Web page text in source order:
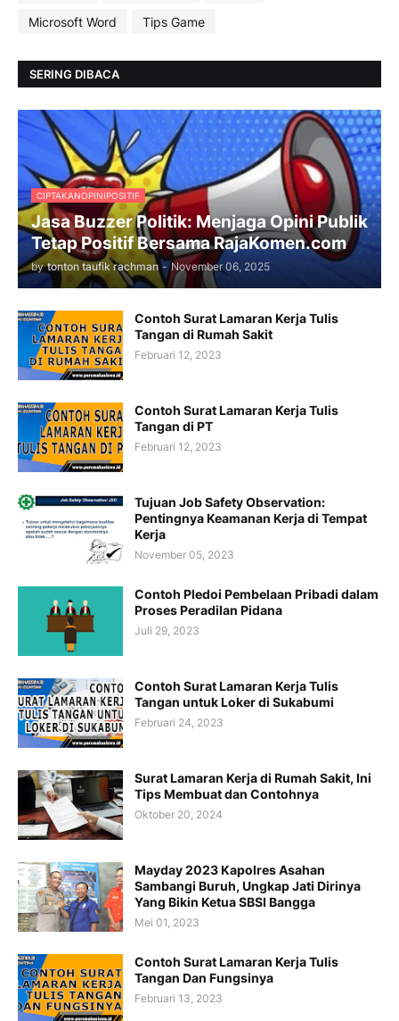
Microsoft Word
Tips Game
SERING DIBACA
CIPTAKANOPINIPOSITIF
Jasa Buzzer Politik: Menjaga Opini Publik
Tetap Positif Bersama RajaKomen.com
by tonton taufik rachman - November 06, 2025
Contoh Surat Lamaran Kerja Tulis
Tangan di Rumah Sakit
Februari 12, 2023
Contoh Surat Lamaran Kerja Tulis
Tangan di PT
Februari 12, 2023
Tujuan Job Safety Observation:
Pentingnya Keamanan Kerja di Tempat
Kerja
November 05, 2023
Contoh Pledoi Pembelaan Pribadi dalam
Proses Peradilan Pidana
Juli 29, 2023
Contoh Surat Lamaran Kerja Tulis
Tangan untuk Loker di Sukabumi
Februari 24, 2023
Surat Lamaran Kerja di Rumah Sakit, Ini
Tips Membuat dan Contohnya
Oktober 20, 2024
Mayday 2023 Kapolres Asahan
Sambangi Buruh, Ungkap Jati Dirinya
Yang Bikin Ketua SBSI Bangga
Mei 01, 2023
Contoh Surat Lamaran Kerja Tulis
Tangan Dan Fungsinya
Februari 13, 2023